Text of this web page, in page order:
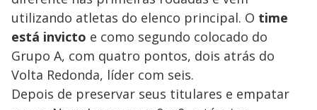
y
V
M
u
utilizando atletas do elenco principal. O time
está invicto e como segundo colocado do
Grupo A, com quatro pontos, dois atrás do
Volta Redonda, líder com seis.
Depois de preservar seus titulares e empatar